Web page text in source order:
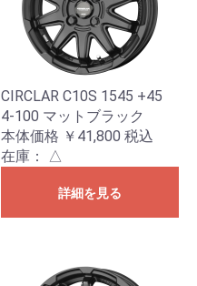
CIRCLAR C10S 1545 +45
4-100 マットブラック
本体価格 ￥41,800 税込
在庫：
△
詳細を見る